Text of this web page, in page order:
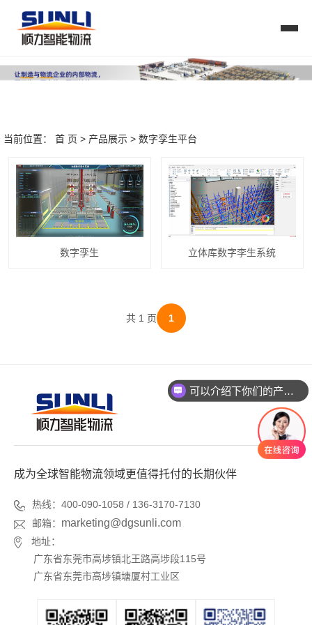
当前位置： 首 页 > 产品展示 > 数字孪生平台
数字孪生 立体库数字李生系统
共 1 页 1
成为全球智能物流领域更值得托付的长期伙伴
热线：400-090-1058 / 136-3170-7130
邮箱： marketing@dgsunli.com
地址：
广东省东莞市高埗镇北王路高埗段115号
广东省东莞市高埗镇塘厦村工业区